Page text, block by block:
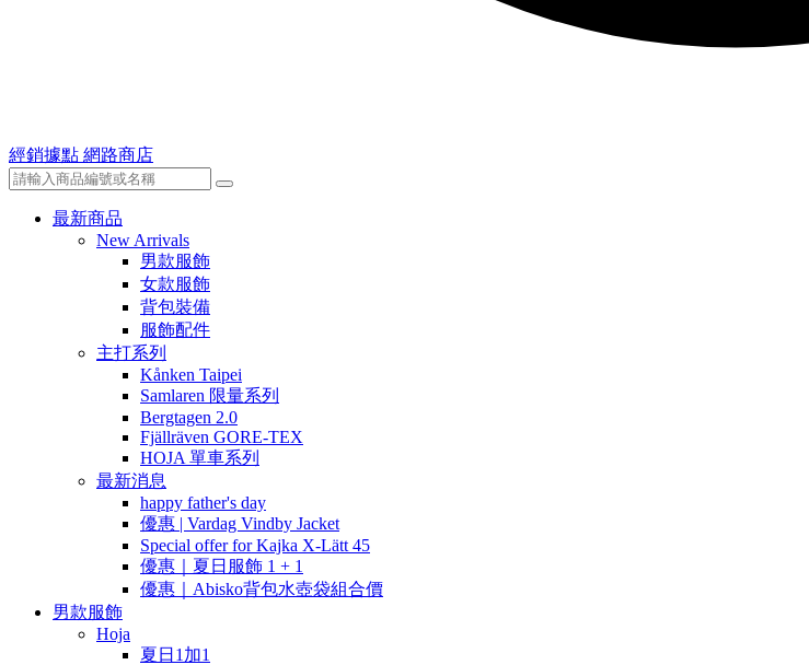
經銷據點 網路商店
最新商品
New Arrivals
男款服飾
女款服飾
背包裝備
服飾配件
主打系列
Kånken Taipei
Samlaren 限量系列
Bergtagen 2.0
Fjällräven GORE-TEX
HOJA 單車系列
最新消息
happy father's day
優惠 | Vardag Vindby Jacket
Special offer for Kajka X-Lätt 45
優惠｜夏日服飾 1 + 1
優惠｜Abisko背包水壺袋組合價
男款服飾
Hoja
夏日1加1